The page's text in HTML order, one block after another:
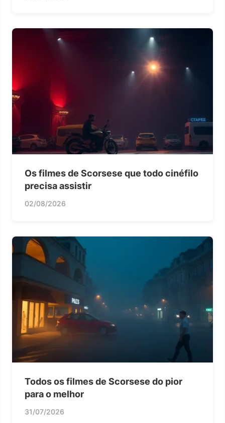
Os filmes de Scorsese que todo cinéfilo
precisa assistir
02/08/2026
Todos os filmes de Scorsese do pior
para o melhor
31/07/2026